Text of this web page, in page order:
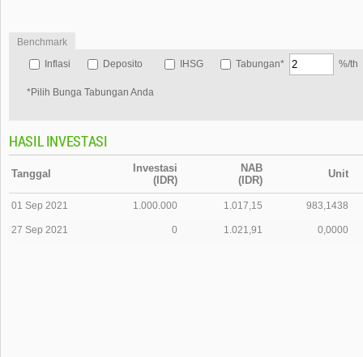
Benchmark
Inflasi
Deposito IHSG Tabungan* %/th
*Pilih Bunga Tabungan Anda
HASIL INVESTASI
Tanggal
Investasi
(IDR)
NAB
(IDR)
Unit
01 Sep 2021 1.000.000 1.017,15 983,1438
27 Sep 2021 0 1.021,91 0,0000